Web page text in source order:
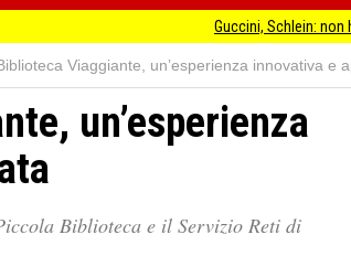
Guccini, Schlein: non ha mai
Viaggiante, un’esperienza innovativa e
un’esperienza
Biblioteca e il Servizio Reti di